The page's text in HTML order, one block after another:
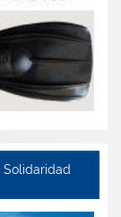
Solidaridad